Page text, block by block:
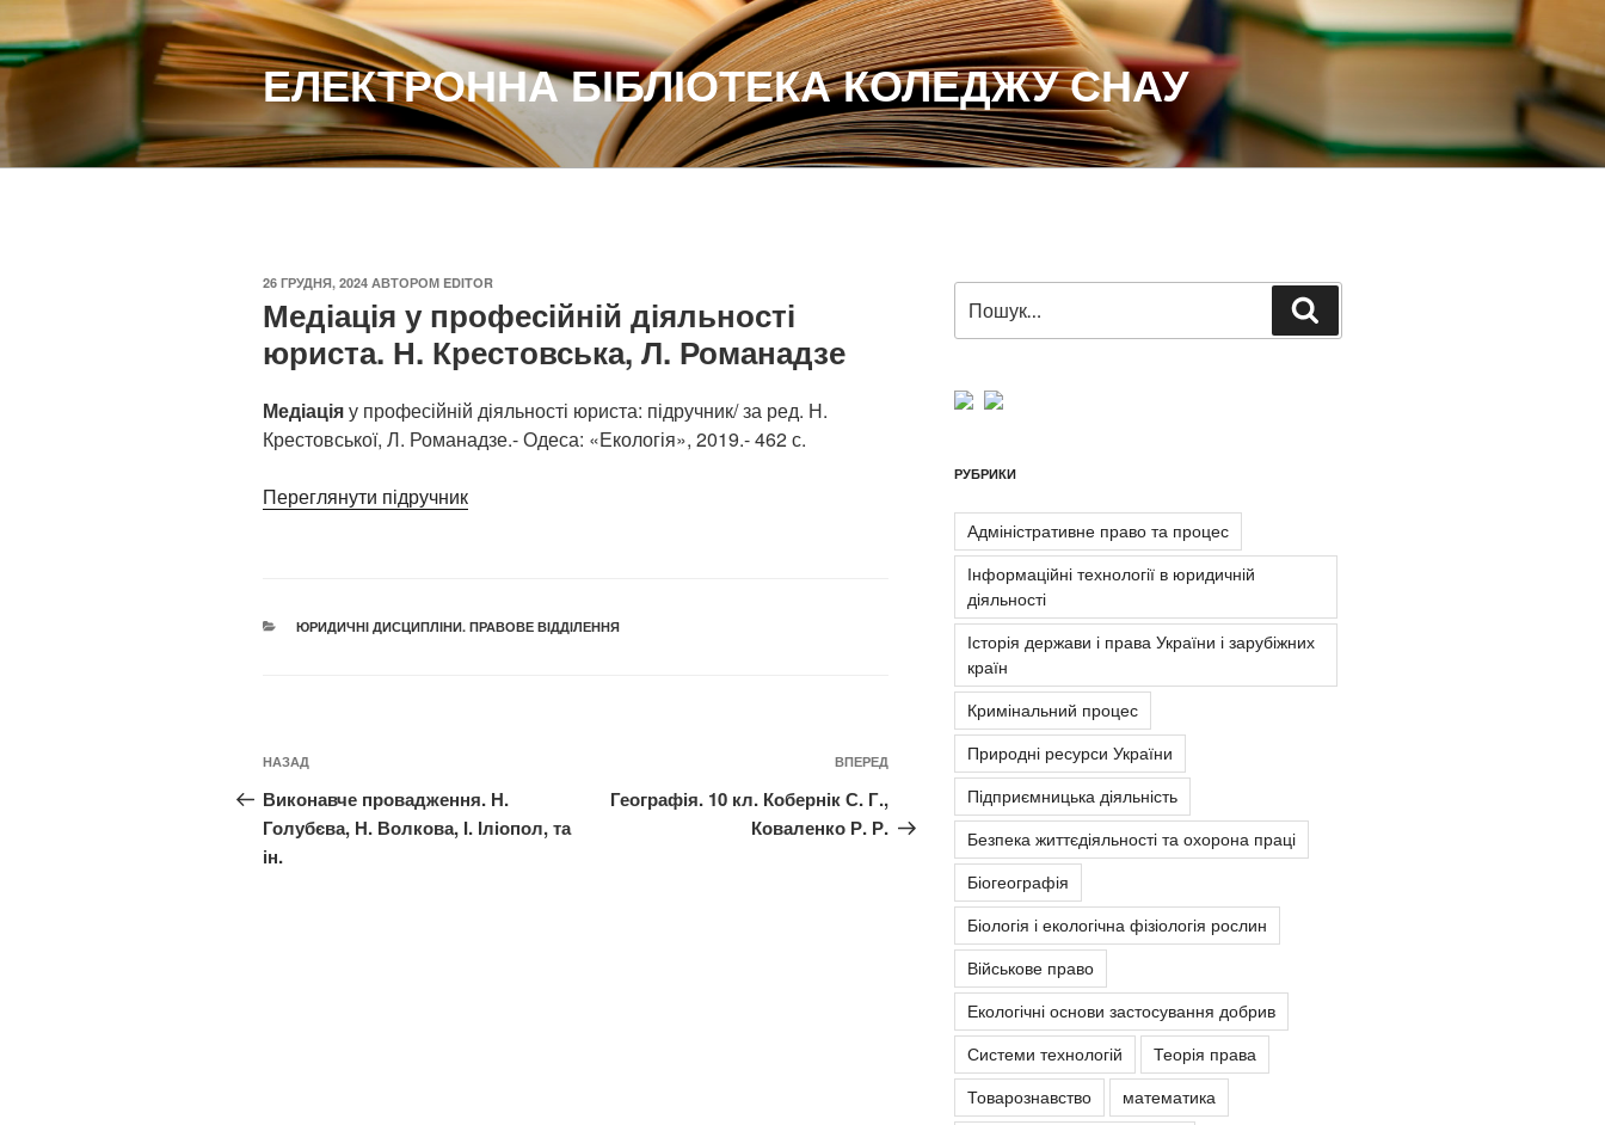
Перейти
до
вмісту
ЕЛЕКТРОННА БІБЛІОТЕКА КОЛЕДЖУ СНАУ
ОПУБЛІКОВАНО
26 ГРУДНЯ, 2024 АВТОРОМ EDITOR
Медіація у професійній діяльності
юриста. Н. Крестовська, Л. Романадзе
Медіаціяу професійній діяльності юриста: підручник/ за ред. Н.
Крестовської, Л. Романадзе.- Одеса: «Екологія», 2019.- 462 с.
Переглянути підручник
КАТЕГОРІЇ
ЮРИДИЧНІ ДИСЦИПЛІНИ. ПРАВОВЕ ВІДДІЛЕННЯ
Навігація
записів
Попередній
запис:
НАЗАД
Виконавче провадження. Н.
Голубєва, Н. Волкова, І. Іліопол, та
ін.
Наступний
ВПЕРЕД
Географія. 10 кл. Кобернік С. Г.,
Коваленко Р. Р.
за
запитом:
РУБРИКИ
Адміністративне право та процес
Інформаційні технології в юридичній
діяльності
Історія держави і права України і зарубіжних
країн
Кримінальний процес
Природні ресурси України
Підприємницька діяльність
Безпека життєдіяльності та охорона праці
Біогеографія
Біологія і екологічна фізіологія рослин
Військове право
Екологічні основи застосування добрив
Системи технологій
Теорія права
Товарознавство
математика